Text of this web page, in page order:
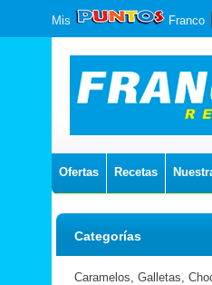
Mis Franco
Ofertas Recetas
Categorías
Caramelos, Galletas,